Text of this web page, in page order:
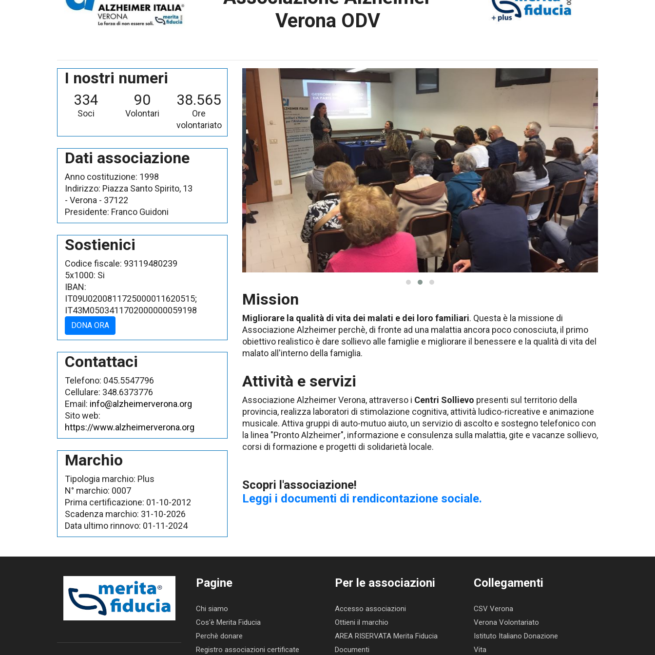
Verona ODV
I nostri numeri
334
Soci
90
Volontari
38.565
Ore
volontariato
Dati associazione
Anno costituzione: 1998
Indirizzo: Piazza Santo Spirito, 13
- Verona - 37122
Presidente: Franco Guidoni
Sostienici
Codice fiscale: 93119480239
5x1000: Si
IBAN:
IT09U0200811725000011620515;
IT43M0503411702000000059198
DONA ORA
Contattaci
Telefono: 045.5547796
Cellulare: 348.6373776
Email: info@alzheimerverona.org
Sito web:
https://www.alzheimerverona.org
Marchio
Tipologia marchio: Plus
N° marchio: 0007
Prima certificazione: 01-10-2012
Scadenza marchio: 31-10-2026
Data ultimo rinnovo: 01-11-2024
Mission
Migliorare la qualità di vita dei malati e dei loro familiari. Questa è la missione di
Associazione Alzheimer perchè, di fronte ad una malattia ancora poco conosciuta, il primo
obiettivo realistico è dare sollievo alle famiglie e migliorare il benessere e la qualità di vita del
malato all'interno della famiglia.
Attività e servizi
Associazione Alzheimer Verona, attraverso i Centri Sollievo presenti sul territorio della
provincia, realizza laboratori di stimolazione cognitiva, attività ludico-ricreative e animazione
musicale. Attiva gruppi di auto-mutuo aiuto, un servizio di ascolto e sostegno telefonico con
la linea "Pronto Alzheimer", informazione e consulenza sulla malattia, gite e vacanze sollievo,
corsi di formazione e progetti di solidarietà locale.
Scopri l'associazione!
Leggi i documenti di rendicontazione sociale.
Pagine
Chi siamo
Cos'è Merita Fiducia
Perchè donare
Registro associazioni certificate
Per le associazioni
Accesso associazioni
Ottieni il marchio
AREA RISERVATA Merita Fiducia
Documenti
Collegamenti
CSV Verona
Verona Volontariato
Istituto Italiano Donazione
Vita